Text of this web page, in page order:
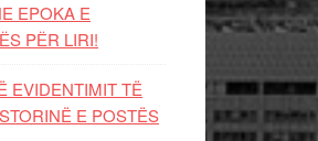
EPOKA E
PЁR LIRI!
EVIDENTIMIT TË
E POSTËS